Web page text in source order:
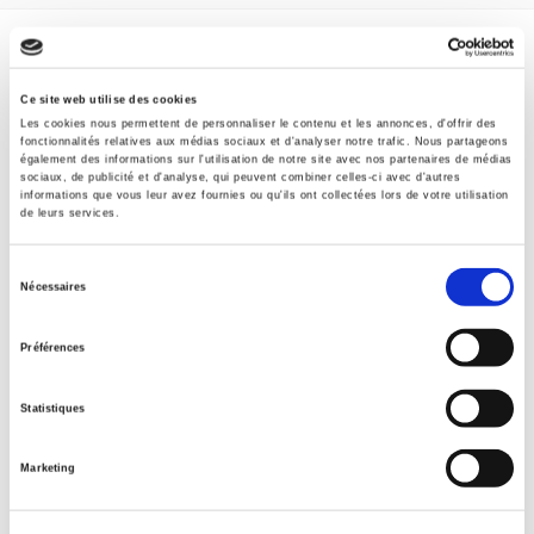
Ce site web utilise des cookies
Les cookies nous permettent de personnaliser le contenu et les annonces, d'offrir des
fonctionnalités relatives aux médias sociaux et d'analyser notre trafic. Nous partageons
également des informations sur l'utilisation de notre site avec nos partenaires de médias
sociaux, de publicité et d'analyse, qui peuvent combiner celles-ci avec d'autres
informations que vous leur avez fournies ou qu'ils ont collectées lors de votre utilisation
de leurs services.
Nécessaires
Préférences
Statistiques
Marketing
Specifications
Formats
Contents
Excerpt
Specifications
Presses de Sciences Po
Laurence Morel